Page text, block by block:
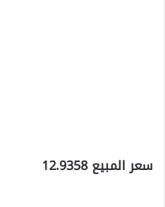
سعر المبيع 12.9358